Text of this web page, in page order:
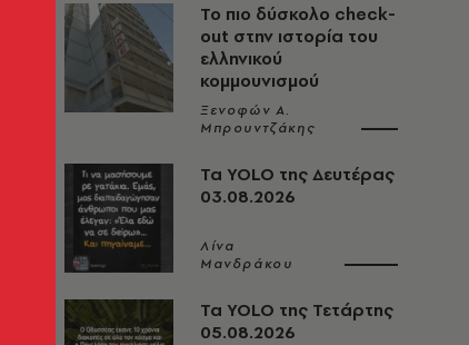
Το πιο δύσκολο check-
out στην ιστορία του
ελληνικού
κομμουνισμού
Ξενοφών Α.
Μπρουντζάκης
Τα YOLO της Δευτέρας
03.08.2026
Λίνα
Μανδράκου
Τα YOLO της Τετάρτης
05.08.2026